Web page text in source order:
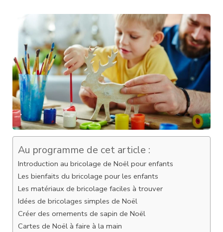
Au programme de cet article :
Introduction au bricolage de Noël pour enfants
Les bienfaits du bricolage pour les enfants
Les matériaux de bricolage faciles à trouver
Idées de bricolages simples de Noël
Créer des ornements de sapin de Noël
Cartes de Noël à faire à la main